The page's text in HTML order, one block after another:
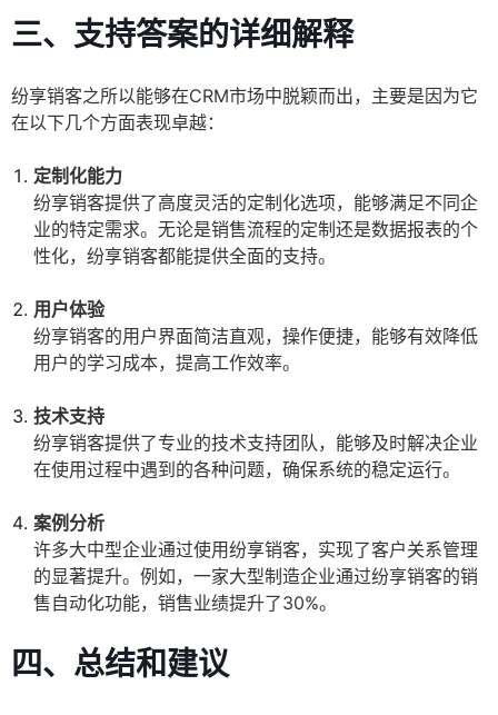
三、支持答案的详细解释
纷享销客之所以能够在CRM市场中脱颖而出，主要是因为它
在以下几个方面表现卓越：
定制化能力
纷享销客提供了高度灵活的定制化选项，能够满足不同企
业的特定需求。无论是销售流程的定制还是数据报表的个
性化，纷享销客都能提供全面的支持。
用户体验
纷享销客的用户界面简洁直观，操作便捷，能够有效降低
用户的学习成本，提高工作效率。
技术支持
纷享销客提供了专业的技术支持团队，能够及时解决企业
在使用过程中遇到的各种问题，确保系统的稳定运行。
案例分析
许多大中型企业通过使用纷享销客，实现了客户关系管理
的显著提升。例如，一家大型制造企业通过纷享销客的销
售自动化功能，销售业绩提升了30%。
四、总结和建议